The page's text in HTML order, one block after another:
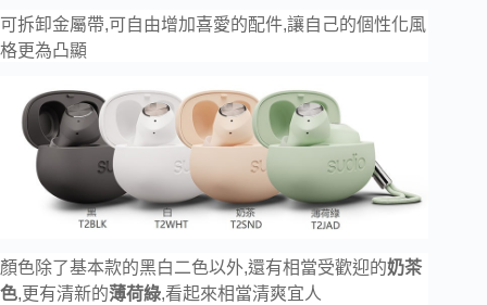
可拆卸金屬帶,可自由增加喜愛的配件,讓自己的個性化風
格更為凸顯
顏色除了基本款的黑白二色以外,還有相當受歡迎的奶茶
色,更有清新的薄荷綠,看起來相當清爽宜人